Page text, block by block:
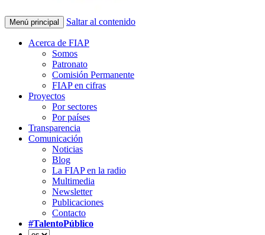
Menú principal Saltar al contenido
Acerca de FIAP
Somos
Patronato
Comisión Permanente
FIAP en cifras
Proyectos
Por sectores
Por países
Transparencia
Comunicación
Noticias
Blog
La FIAP en la radio
Multimedia
Newsletter
Publicaciones
Contacto
#TalentoPúblico